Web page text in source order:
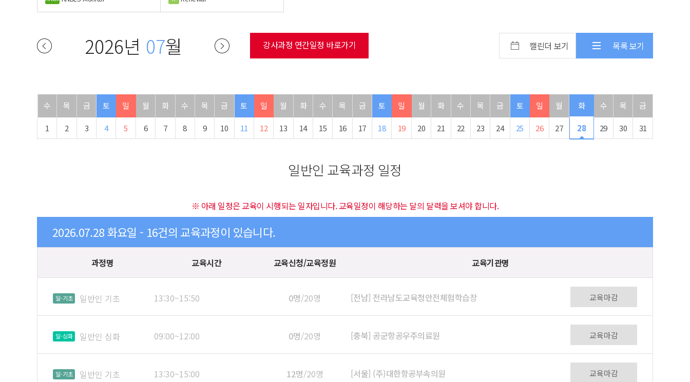
2026년 07월 강사과정 연간일정 바로가기 캘린더 보기 목록 보기
수 목 금 토 일 월 화 수 목 금 토 일 월 화 수 목 금 토 일 월 화 수 목 금 토 일 월 화 수 목 금
1 2 3 4 5 6 7 8 9 10 11 12 13 14 15 16 17 18 19 20 21 22 23 24 25 26 27 28 29 30 31
일반인 교육과정 일정
※ 아래 일정은 교육이 시행되는 일자입니다. 교육일정이 해당하는 달의 달력을 보셔야 합니다.
2026.07.28 화요일 - 16건의 교육과정이 있습니다.
과정명 교육시간 교육신청/교육정원 교육기관명
일-기초 일반인 기초 13:30~15:50 0명/20명 [전남] 전라남도교육청안전체험학습장 교육마감
일-심화 일반인 심화 09:00~12:00 0명/20명 [충북] 공군항공우주의료원 교육마감
일-기초 일반인 기초 13:30~15:00 12명/20명 [서울] (주)대한항공부속의원 교육마감